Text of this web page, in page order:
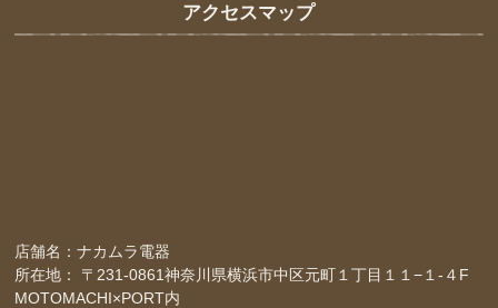
アクセスマップ
店舗名：ナカムラ電器
所在地： 〒231-0861神奈川県横浜市中区元町１丁目１１−１-４F
MOTOMACHI×PORT内